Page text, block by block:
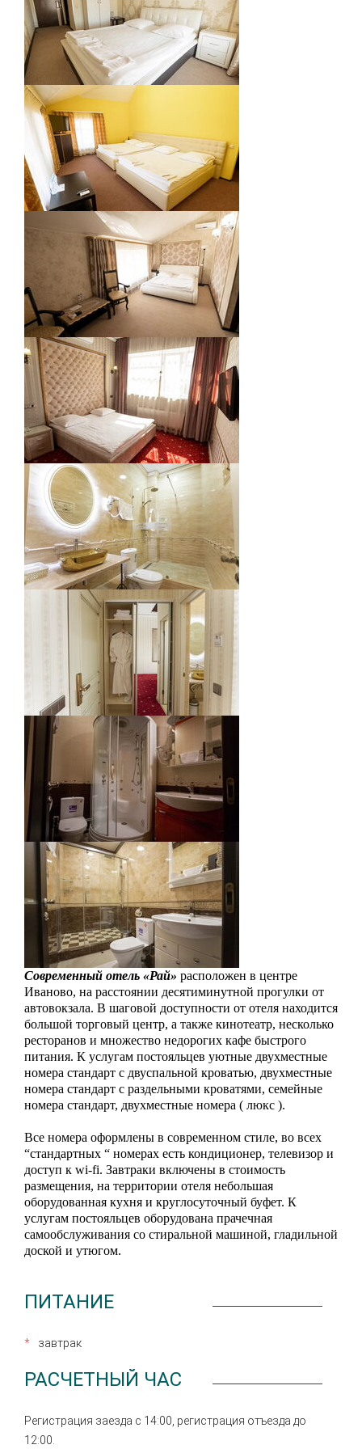
Современный отель «Рай» расположен в центре
Иваново, на расстоянии десятиминутной прогулки от
автовокзала. В шаговой доступности от отеля находится
большой торговый центр, а также кинотеатр, несколько
ресторанов и множество недорогих кафе быстрого
питания. К услугам постояльцев уютные двухместные
номера стандарт с двуспальной кроватью, двухместные
номера стандарт с раздельными кроватями, семейные
номера стандарт, двухместные номера ( люкс ).
Все номера оформлены в современном стиле, во всех
“стандартных “ номерах есть кондиционер, телевизор и
доступ к wi-fi. Завтраки включены в стоимость
размещения, на территории отеля небольшая
оборудованная кухня и круглосуточный буфет. К
услугам постояльцев оборудована прачечная
самообслуживания со стиральной машиной, гладильной
доской и утюгом.
ПИТАНИЕ
завтрак
РАСЧЕТНЫЙ ЧАС
Регистрация заезда с 14:00, регистрация отъезда до
12:00.